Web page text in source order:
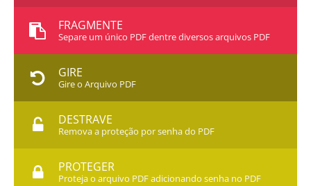
FRAGMENTE
Separe um único PDF dentre diversos arquivos PDF
GIRE
Gire o Arquivo PDF
DESTRAVE
Remova a proteção por senha do PDF
PROTEGER
Proteja o arquivo PDF adicionando senha no PDF